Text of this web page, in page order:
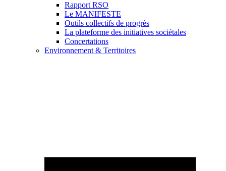
Rapport RSO
Le MANIFESTE
Outils collectifs de progrès
La plateforme des initiatives sociétales
Concertations
Environnement & Territoires